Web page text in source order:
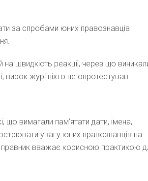
за спробами юних правознавців
швидкість реакції, через що
журі ніхто не опротестував.
що вимагали пам’ятати дати, імена,
увагу юних правознавців на
правник вважає корисною практикою